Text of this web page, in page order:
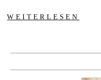
WEITERLESEN